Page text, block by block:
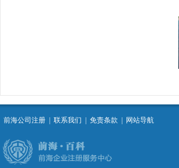
前海公司注册 联系我们 免责条款 网站导航